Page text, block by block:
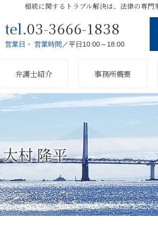
村 隆平
相続に関するトラブル解決は、法律の専門
tel.03-3666-1838
営業日・ 営業時間 ／平日10:00～18:00
弁護士紹介 事務所概要